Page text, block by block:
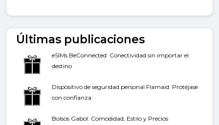
Últimas publicaciones
eSIMs BeConnected: Conectividad sin importar el
destino
Dispositivo de seguridad personal Flamaid: Protéjase
con confianza
Bolsos Gabol: Comodidad, Estilo y Precios